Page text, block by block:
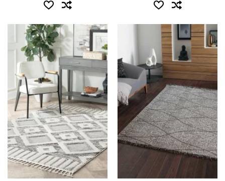
2.00x3.00 - 4500 грн
ПОДРОБНЕЕ
Доступные размеры:
0.80x1.50 - 2475 грн
1.20x1.80 - 3960 грн
1.60x2.30 - 6840 грн
2.00x2.90 - 10665 грн
2.00x4.00 - 14715 грн
2.40x3.40 - 15030 грн
Доступные размеры:
0.80x1.50 - 1350 грн
1.60x2.35 - 3645 грн
2.00x2.85 - 5580 грн
ПОДРОБНЕЕ